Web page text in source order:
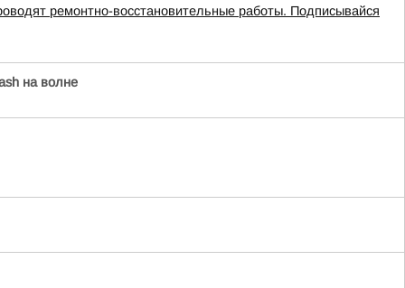
ремонтно-восстановительные работы. Подписывайся
на волне